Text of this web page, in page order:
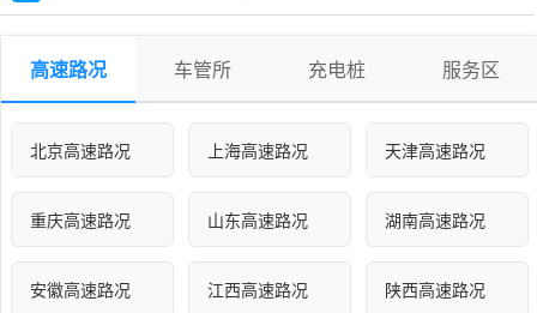
高速路况 车管所 充电桩 服务区
北京高速路况 上海高速路况 天津高速路况
重庆高速路况 山东高速路况 湖南高速路况
安徽高速路况 江西高速路况 陕西高速路况